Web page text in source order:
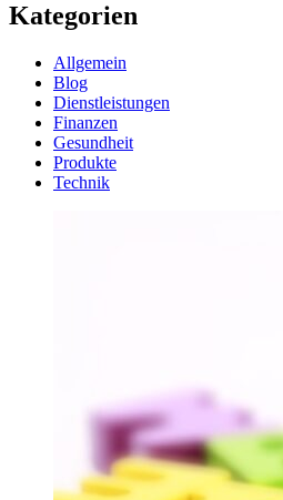
Kategorien
Allgemein
Blog
Dienstleistungen
Finanzen
Gesundheit
Produkte
Technik